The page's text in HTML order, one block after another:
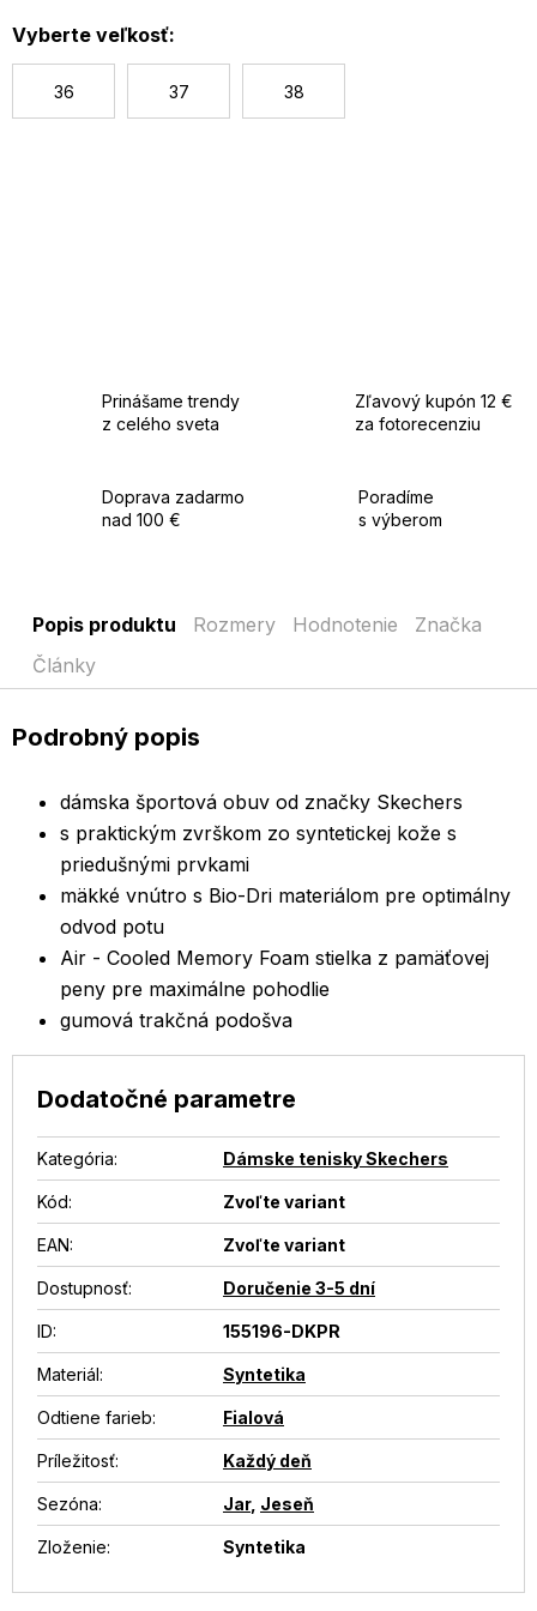
Vyberte veľkosť:
36 37 38
Prinášame trendy
z celého sveta
Zľavový kupón 12 €
za fotorecenziu
Doprava zadarmo
nad 100 €
Poradíme
s výberom
Popis produktu Rozmery Hodnotenie
Značka
Články
Podrobný popis
dámska športová obuv od značky Skechers
s praktickým zvrškom zo syntetickej kože s
priedušnými prvkami
mäkké vnútro s Bio-Dri materiálom pre optimálny
odvod potu
Air - Cooled Memory Foam stielka z pamäťovej
peny pre maximálne pohodlie
gumová trakčná podošva
Dodatočné parametre
Kategória: Dámske tenisky Skechers
Kód: Zvoľte variant
EAN: Zvoľte variant
Dostupnosť: Doručenie 3-5 dní
ID: 155196-DKPR
Materiál: Syntetika
Odtiene farieb: Fialová
Príležitosť: Každý deň
Sezóna: Jar, Jeseň
Zloženie: Syntetika